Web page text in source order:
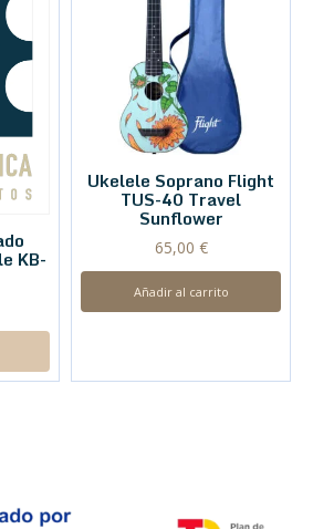
KB-
Ukelele Soprano Flight
TUS-40 Travel
Sunflower
65,00 €
Añadir al carrito